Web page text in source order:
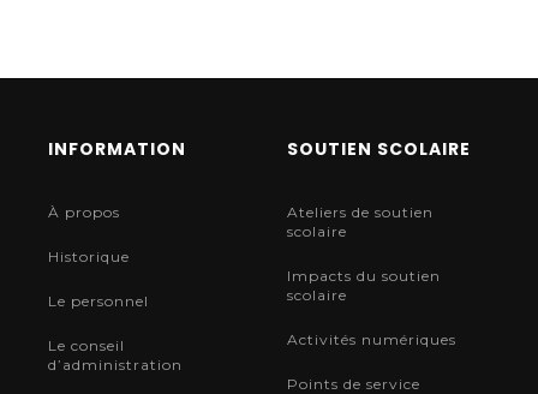
INFORMATION
À propos
Historique
Le personnel
Le conseil
d’administration
SOUTIEN SCOLAIRE
Ateliers de soutien
scolaire
Impacts du soutien
scolaire
Activités numériques
Points de service